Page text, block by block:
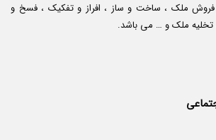
ملک ، ساخت و ساز ، افراز و تفکیک ، فسخ و
، تخلیه ملک و … می باشد.